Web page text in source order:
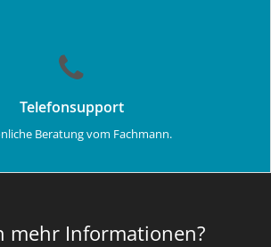
Telefonsupport
Beratung vom Fachmann.
mehr Informationen?